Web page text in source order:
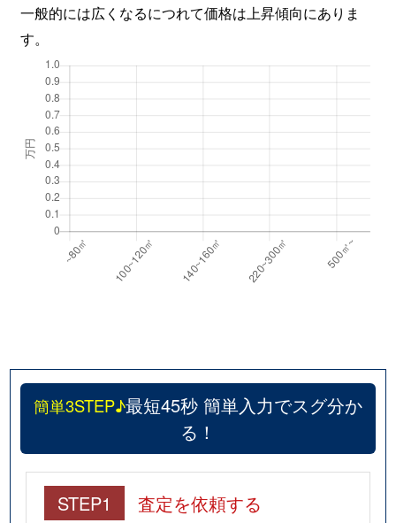
一般的には広くなるにつれて価格は上昇傾向にありま
す。
簡単3STEP♪最短45秒 簡単入力でスグ分か
る！
STEP1 査定を依頼する